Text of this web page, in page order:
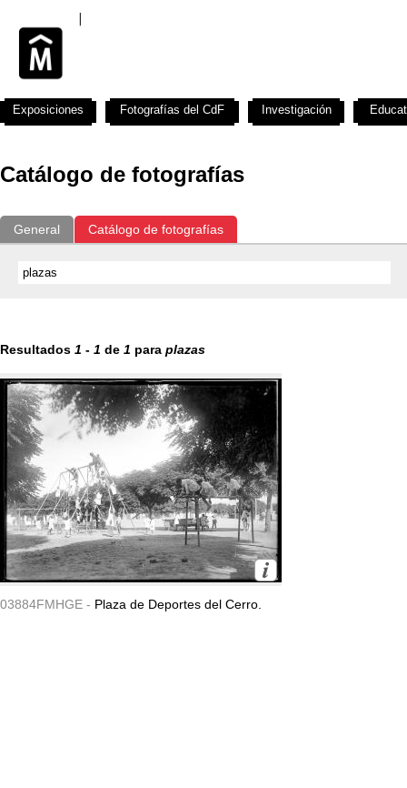
Catálogo de fotografías
General Catálogo de fotografías
Resultados 1 - 1 de 1 para plazas
03884FMHGE - Plaza de Deportes del Cerro.
Exposiciones Fotografías del CdF Investigación